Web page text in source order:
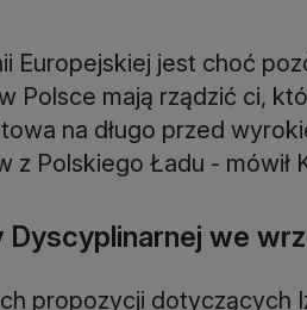
Europejskiej jest choć
Polsce mają rządzić ci,
na długo przed
Polskiego Ładu - mówił
we
propozycji dotyczących